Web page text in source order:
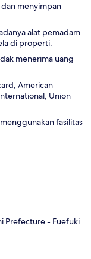
menyimpan
alat pemadam
di properti.
menerima uang
American
Union
fasilitas
Prefecture - Fuefuki